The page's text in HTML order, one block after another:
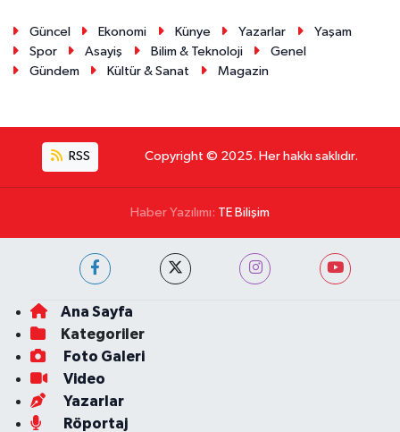
Güncel Ekonomi Künye Yazarlar
Yaşam
Spor
Asayiş Bilim & Teknoloji
Genel
Gündem
Kültür & Sanat Magazin
RSS Copyright © 2025. Her hakkı saklıdır.
Haber Yazılımı: TE Bilişim
Ana Sayfa
Kategoriler
Foto Galeri
Video
Yazarlar
Röportaj